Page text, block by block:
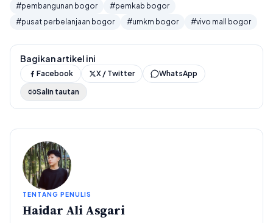
#pembangunan bogor
#pemkab bogor
#pusat perbelanjaan bogor
#umkm bogor #vivo mall bogor
Bagikan artikel ini
Facebook X / Twitter
WhatsApp
Salin tautan
TENTANG PENULIS
Haidar Ali Asgari